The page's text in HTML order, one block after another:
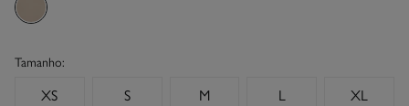
Tamanho:
XS S M L XL